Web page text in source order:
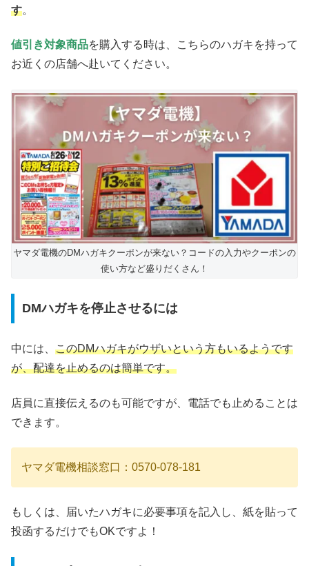
す。
値引き対象商品を購入する時は、こちらのハガキを持って
お近くの店舗へ赴いてください。
ヤマダ電機のDMハガキクーポンが来ない？コードの入力やクーポンの
使い方など盛りだくさん！
DMハガキを停止させるには
中には、 このDMハガキがウザいという方もいるようです
が、配達を止めるのは簡単です。
店員に直接伝えるのも可能ですが、電話でも止めることは
できます。
ヤマダ電機相談窓口：0570-078-181
もしくは、届いたハガキに必要事項を記入し、紙を貼って
投函するだけでもOKですよ！